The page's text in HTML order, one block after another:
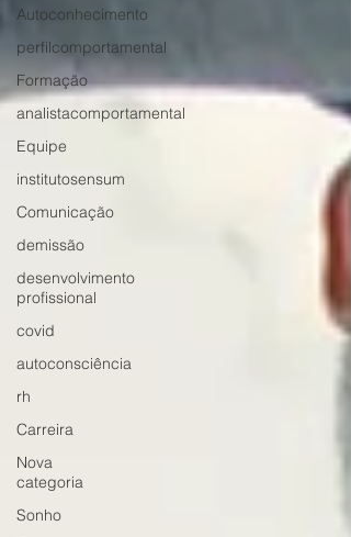
Autoconhecimento
perfilcomportamental
Formação
analistacomportamental
Equipe
institutosensum
Comunicação
demissão
desenvolvimento
profissional
covid
autoconsciência
rh
Carreira
Nova
categoria
Sonho